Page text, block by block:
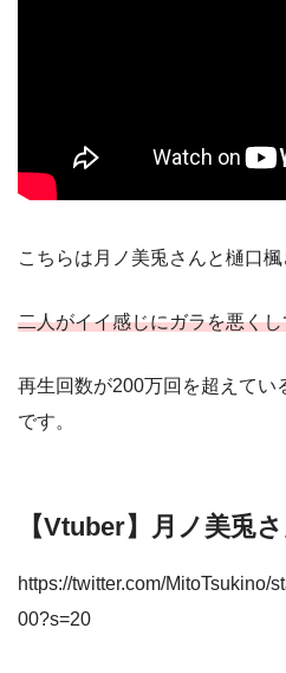
こちらは月ノ美兎さんと樋口楓
二人がイイ感じにガラを悪く
再生回数が200万回を超えてい
です。
【Vtuber】月ノ美兎
https://twitter.com/MitoTsukino/
00?s=20